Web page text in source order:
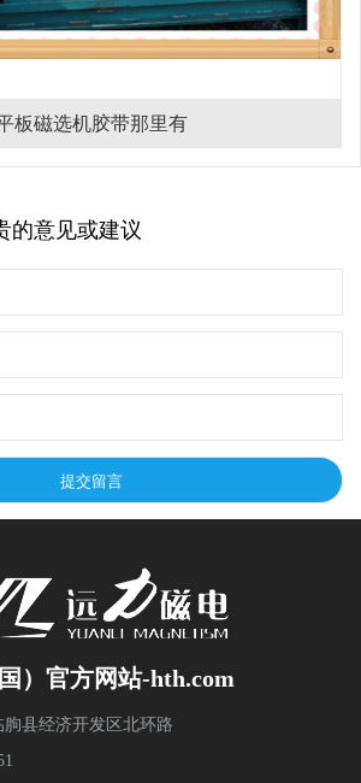
板磁选机胶带那里有
的意见或建议
）官方网站-hth.com
县经济开发区北环路